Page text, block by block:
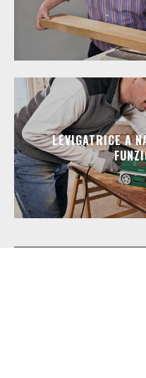
LEVIGATRICE A